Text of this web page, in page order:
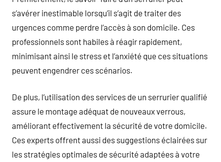
s’avérer inestimable lorsqu’il s’agit de traiter des
urgences comme perdre l’accès à son domicile. Ces
professionnels sont habiles à réagir rapidement,
minimisant ainsi le stress et l’anxiété que ces situations
peuvent engendrer ces scénarios.
De plus, l’utilisation des services de un serrurier qualifié
assure le montage adéquat de nouveaux verrous,
améliorant effectivement la sécurité de votre domicile.
Ces experts offrent aussi des suggestions éclairées sur
les stratégies optimales de sécurité adaptées à votre